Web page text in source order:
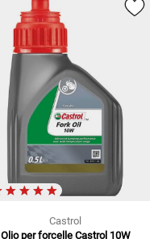
Castrol
Olio per forcelle Castrol 10W